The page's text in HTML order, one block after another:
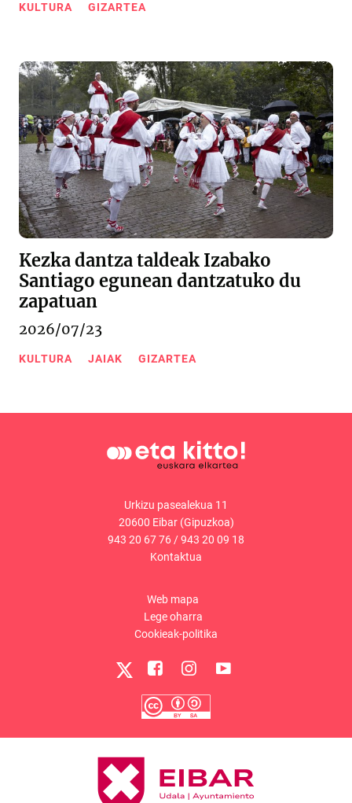
KULTURA GIZARTEA
Kezka dantza taldeak Izabako
Santiago egunean dantzatuko du
zapatuan
2026/07/23
KULTURA JAIAK GIZARTEA
Urkizu pasealekua 11
20600 Eibar (Gipuzkoa)
943 20 67 76/943 20 09 18
Kontaktua
Web mapa
Lege oharra
Cookieak-politika